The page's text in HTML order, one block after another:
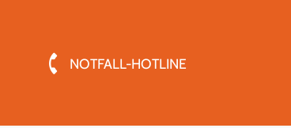
NOTFALL-HOTLINE